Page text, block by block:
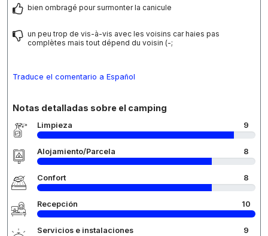
bien ombragé pour surmonter la canicule
un peu trop de vis-à-vis avec les voisins car haies pas
complètes mais tout dépend du voisin (-;
Traduce el comentario a Español
Notas detalladas sobre el camping
Limpieza 9
Alojamiento/Parcela 8
Confort 8
Recepción 10
Servicios e instalaciones 9